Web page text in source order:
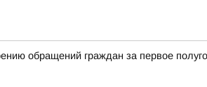
обращений граждан за первое